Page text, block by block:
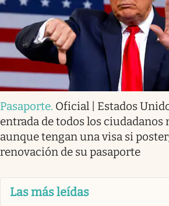
Pasaporte. Oficial | Estados
entrada de todos los ciudadanos
aunque tengan una visa si
renovación de su pasaporte
Las más leídas